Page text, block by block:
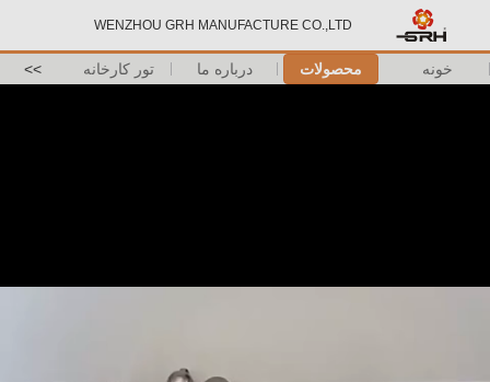
WENZHOU GRH MANUFACTURE CO.,LTD
خونه محصولات درباره ما تور کارخانه >>